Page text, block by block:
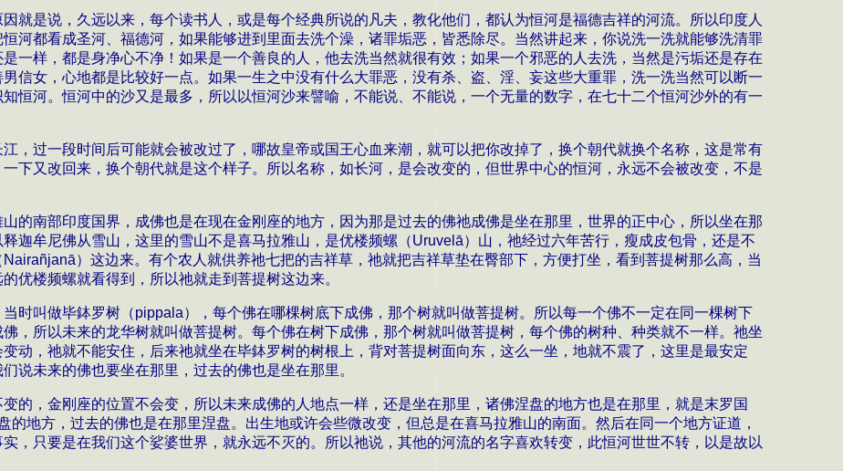
就是说，久远以来，每个读书人，或是每个经典所说的凡夫，教化他们，都认为恒河是福德吉祥的河流。所以印度人
河都看成圣河、福德河，如果能够进到里面去洗个澡，诸罪垢恶，皆悉除尽。当然讲起来，你说洗一洗就能够洗清罪
一样，都是身净心不净！如果是一个善良的人，他去洗当然就很有效；如果一个邪恶的人去洗，当然是污垢还是存在
信女，心地都是比较好一点。如果一生之中没有什么大罪恶，没有杀、盗、淫、妄这些大重罪，洗一洗当然可以断一
恒河。恒河中的沙又是最多，所以以恒河沙来譬喻，不能说、不能说，一个无量的数字，在七十二个恒河沙外的有一
，过一段时间后可能就会被改过了，哪故皇帝或国王心血来潮，就可以把你改掉了，换个朝代就换个名称，这是常有
下又改回来，换个朝代就是这个样子。所以名称，如长河，是会改变的，但世界中心的恒河，永远不会被改变，不是
的南部印度国界，成佛也是在现在金刚座的地方，因为那是过去的佛祂成佛是坐在那里，世界的正中心，所以坐在那
迦牟尼佛从雪山，这里的雪山不是喜马拉雅山，是优楼频螺（Uruvel ā） 山，祂经过六年苦行，瘦成皮包骨，还是不
Nairañjanā）这边来。有个农人就供养祂七把的吉祥草，祂就把吉祥草垫在臀部下，方便打坐，看到菩提树那么高，当
优楼频螺就看得到，所以祂就走到菩提树这边来。
时叫做毕鉢罗树（pippala），每个佛在哪棵树底下成佛，那个树就叫做菩提树。所以每一个佛不一定在同一棵树下
，所以未来的龙华树就叫做菩提树。每个佛在树下成佛，那个树就叫做菩提树，每个佛的树种、种类就不一样。祂坐
动，祂就不能安住，后来祂就坐在毕鉢罗树的树根上，背对菩提树面向东，这么一坐，地就不震了，这里是最安定
说未来的佛也要坐在那里，过去的佛也是坐在那里。
的，金刚座的位置不会变，所以未来成佛的人地点一样，还是坐在那里，诸佛涅盘的地方也是在那里，就是末罗国
的地方，过去的佛也是在那里涅盘。出生地或许会些微改变，但总是在喜马拉雅山的南面。然后在同一个地方证道，
，只要是在我们这个娑婆世界，就永远不灭的。所以祂说，其他的河流的名字喜欢转变，此恒河世世不转，以是故以